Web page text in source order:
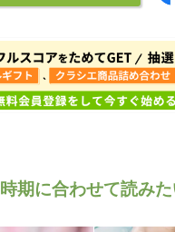
時期に合わせて読み